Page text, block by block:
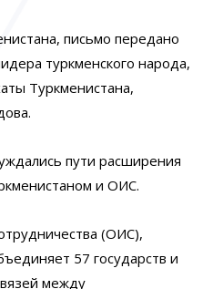
письмо передано
туркменского народа,
Туркменистана,
пути расширения
и ОИС.
(ОИС),
57 государств и
между